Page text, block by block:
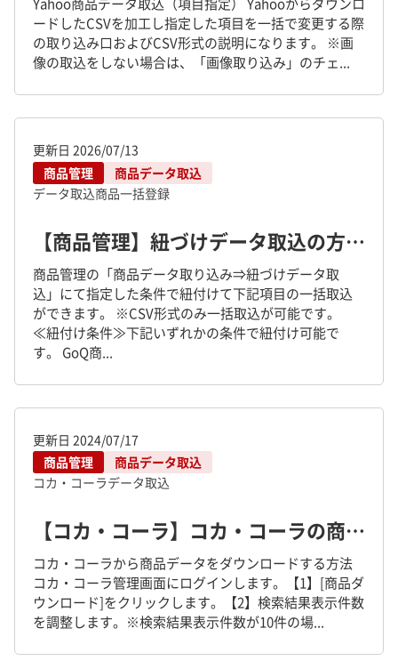
ードしたCSVを加工し指定した項目を一括で変更する際
の取り込み口およびCSV形式の説明になります。 ※画
像の取込をしない場合は、「画像取り込み」のチェ...
更新日 2026/07/13
商品管理
商品データ取込
データ取込商品一括登録
【商品管理】紐づけデータ取込の方法について
商品管理の「商品データ取り込み⇒紐づけデータ取
込」にて指定した条件で紐付けて下記項目の一括取込
ができます。 ※CSV形式のみ一括取込が可能です。
≪紐付け条件≫下記いずれかの条件で紐付け可能で
す。 GoQ商...
更新日 2024/07/17
商品管理
商品データ取込
コカ・コーラデータ取込
【コカ・コーラ】コカ・コーラの商品ダウンロード、商品管理へデータ取込・モールへ書出しする方法
コカ・コーラから商品データをダウンロードする方法
コカ・コーラ管理画面にログインします。【1】[商品ダ
ウンロード]をクリックします。【2】検索結果表示件数
を調整します。※検索結果表示件数が10件の場...